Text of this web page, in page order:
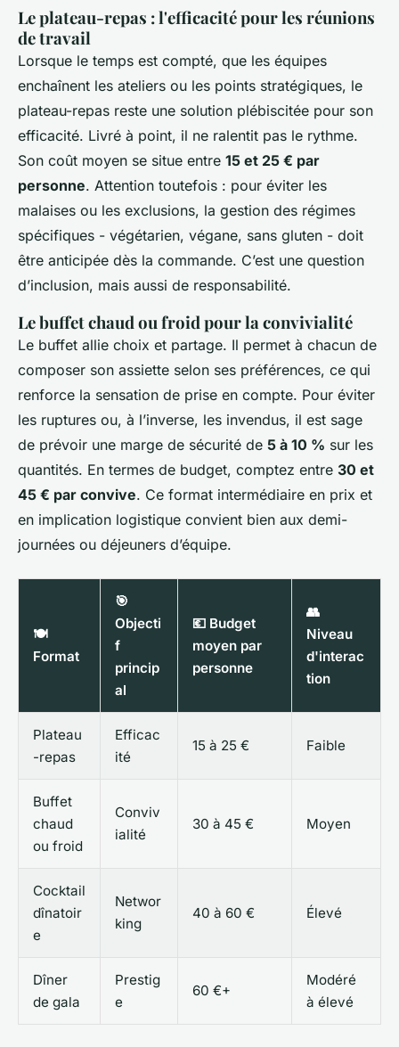
Le plateau-repas : l'efficacité pour les réunions
de travail
Lorsque le temps est compté, que les équipes
enchaînent les ateliers ou les points stratégiques, le
plateau-repas reste une solution plébiscitée pour son
efficacité. Livré à point, il ne ralentit pas le rythme.
Son coût moyen se situe entre 15 et 25 € par
personne. Attention toutefois : pour éviter les
malaises ou les exclusions, la gestion des régimes
spécifiques - végétarien, végane, sans gluten - doit
être anticipée dès la commande. C’est une question
d’inclusion, mais aussi de responsabilité.
Le buffet chaud ou froid pour la convivialité
Le buffet allie choix et partage. Il permet à chacun de
composer son assiette selon ses préférences, ce qui
renforce la sensation de prise en compte. Pour éviter
les ruptures ou, à l’inverse, les invendus, il est sage
de prévoir une marge de sécurité de 5 à 10 % sur les
quantités. En termes de budget, comptez entre 30 et
45 € par convive. Ce format intermédiaire en prix et
en implication logistique convient bien aux demi-
journées ou déjeuners d’équipe.
🍽️
Format
🎯
Objecti
f
princip
al
💶 Budget
moyen par
personne
👥
Niveau
d'interac
tion
Plateau
-repas
Efficac
ité
15 à 25 € Faible
Buffet
chaud
ou froid
Conviv
ialité
30 à 45 € Moyen
Cocktail
dînatoir
e
Networ
king
40 à 60 € Élevé
Dîner
de gala
Prestig
e
60 €+
Modéré
à élevé